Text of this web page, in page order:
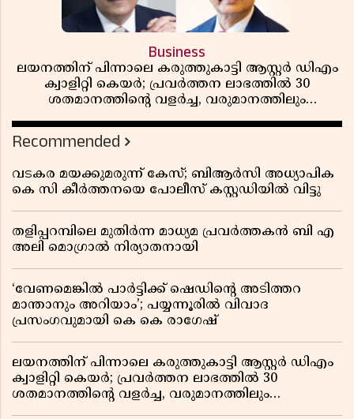
Business
ലയനത്തിന് പിന്നാലെ കരുത്തുകാട്ടി ആസ്റ്റർ ഡിഎം
ക്വാളിറ്റി കെയർ; പ്രവർത്തന ലാഭത്തിൽ 30
ശതമാനത്തിൻ്റെ വളർച്ച, വരുമാനത്തിലും
റിപ്പോർട്ട് പുറത്ത്
Recommended
വടകര മയക്കുമരുന്ന് കേസ്; ബിആർസി അധ്യാപിക
കെ സി കീർത്തനയെ പോലീസ് കസ്റ്റഡിയിൽ വിട്ടു
തളിപ്പറമ്പിലെ മുതിർന്ന മാധ്യമ പ്രവർത്തകൻ ബി എ
അലി മൊഗ്രാൽ നിര്യാതനായി
‘വേണമെങ്കിൽ പാർട്ടിക്ക് ഷെഡിൻ്റെ അടിത്തറ
മാന്താനും അറിയാം’; പയ്യന്നൂരിൽ വിവാദ
പ്രസംഗവുമായി കെ കെ രാഗേഷ്
ലയനത്തിന് പിന്നാലെ കരുത്തുകാട്ടി ആസ്റ്റർ ഡിഎം
ക്വാളിറ്റി കെയർ; പ്രവർത്തന ലാഭത്തിൽ 30
ശതമാനത്തിൻ്റെ വളർച്ച, വരുമാനത്തിലും